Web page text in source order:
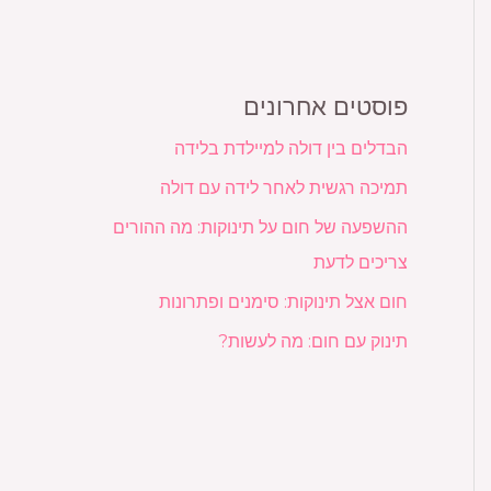
פוסטים אחרונים
הבדלים בין דולה למיילדת בלידה
תמיכה רגשית לאחר לידה עם דולה
ההשפעה של חום על תינוקות: מה ההורים
צריכים לדעת
חום אצל תינוקות: סימנים ופתרונות
תינוק עם חום: מה לעשות?